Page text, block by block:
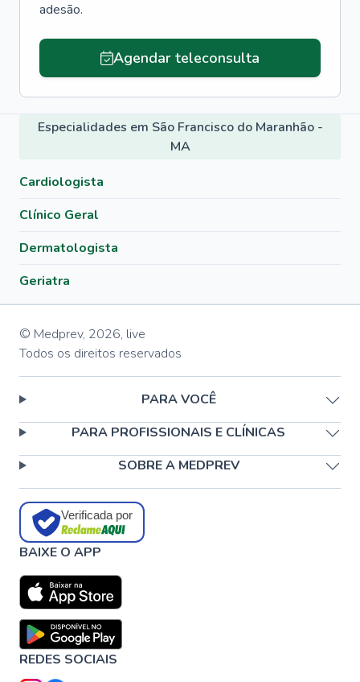
adesão.
Agendar teleconsulta
Especialidades em São Francisco do Maranhão -
MA
Cardiologista
Clínico Geral
Dermatologista
Geriatra
© Medprev, 2026, live
Todos os direitos reservados
PARA VOCÊ
PARA PROFISSIONAIS E CLÍNICAS
SOBRE A MEDPREV
Verificada por
BAIXE O APP
REDES SOCIAIS